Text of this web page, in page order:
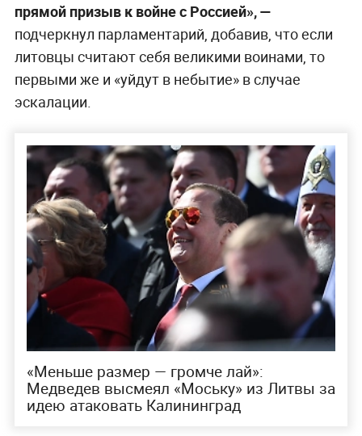
прямой призыв к войне с Россией», —
подчеркнул парламентарий, добавив, что если
литовцы считают себя великими воинами, то
первыми же и «уйдут в небытие» в случае
эскалации.
«Меньше размер — громче лай»:
Медведев высмеял «‎Моську» из Литвы за
идею атаковать Калининград